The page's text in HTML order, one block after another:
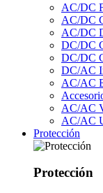
AC/DC
AC/DC
AC/DC
DC/DC
DC/DC
DC/AC
AC/AC
AC/AC
AC/AC
Protección
Protección